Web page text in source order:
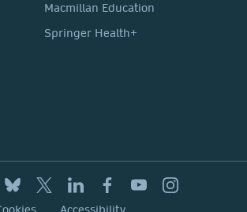
Macmillan Education
Springer Health+